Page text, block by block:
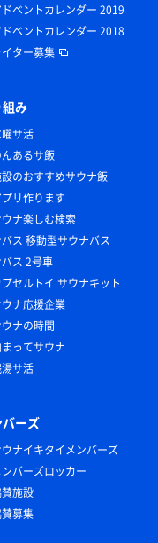
ドベントカレンダー 2019
ドベントカレンダー 2018
ター募集
み
サ活
あるサ飯
のおすすめサウナ飯
リ作ります
ナ楽しむ検索
ス 移動型サウナバス
ス 2号車
セルトイ サウナキット
ナ応援企業
ナの時間
ってサウナ
サ活
バーズ
ナイキタイメンバーズ
バーズロッカー
施設
募集